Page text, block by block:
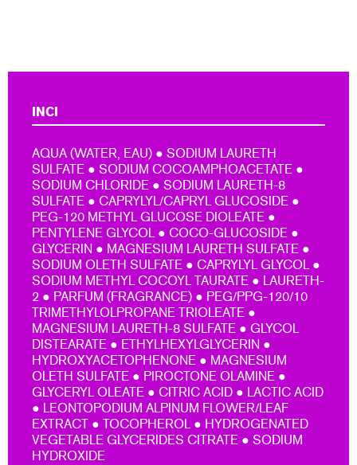
INCI
AQUA (WATER, EAU) ● SODIUM LAURETH
SULFATE ● SODIUM COCOAMPHOACETATE ●
SODIUM CHLORIDE ● SODIUM LAURETH-8
SULFATE ● CAPRYLYL/CAPRYL GLUCOSIDE ●
PEG-120 METHYL GLUCOSE DIOLEATE ●
PENTYLENE GLYCOL ● COCO-GLUCOSIDE ●
GLYCERIN ● MAGNESIUM LAURETH SULFATE ●
SODIUM OLETH SULFATE ● CAPRYLYL GLYCOL ●
SODIUM METHYL COCOYL TAURATE ● LAURETH-
2 ● PARFUM (FRAGRANCE) ● PEG/PPG-120/10
TRIMETHYLOLPROPANE TRIOLEATE ●
MAGNESIUM LAURETH-8 SULFATE ● GLYCOL
DISTEARATE ● ETHYLHEXYLGLYCERIN ●
HYDROXYACETOPHENONE ● MAGNESIUM
OLETH SULFATE ● PIROCTONE OLAMINE ●
GLYCERYL OLEATE ● CITRIC ACID ● LACTIC ACID
● LEONTOPODIUM ALPINUM FLOWER/LEAF
EXTRACT ● TOCOPHEROL ● HYDROGENATED
VEGETABLE GLYCERIDES CITRATE ● SODIUM
HYDROXIDE